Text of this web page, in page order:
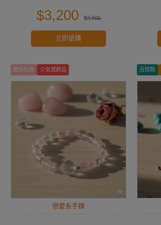
$3,200 $3,500
立即搶購
甜系配色 少女感飾品
戀愛系手鍊
百搭款